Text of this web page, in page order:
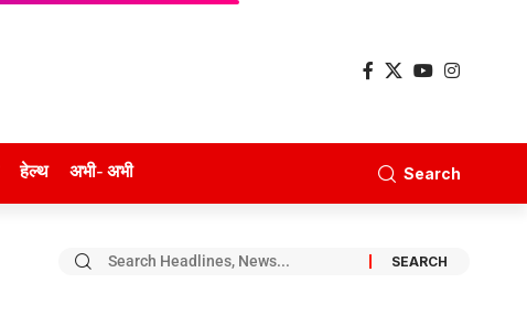
हेल्थ अभी- अभी Search